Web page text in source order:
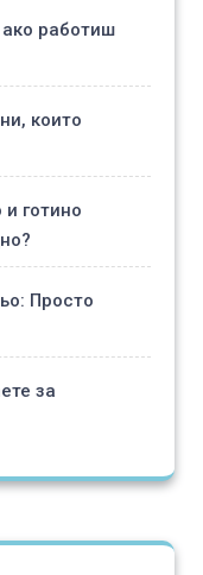
работиш
които
готино
Просто
за